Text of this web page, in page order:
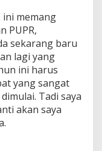
memang
PUPR,
sekarang baru
lagi yang
ini harus
yang sangat
Tadi saya
akan saya